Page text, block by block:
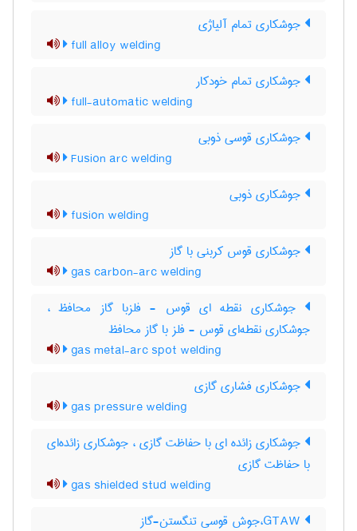
جوشکاری تمام آلیاژی
full alloy welding
جوشکاری تمام خودکار
full-automatic welding
جوشکاری قوسی ذوبی
Fusion arc welding
جوشکاری ذوبی
fusion welding
جوشکاری قوس کربنی با گاز
gas carbon-arc welding
جوشکاری نقطه ای قوس - فلزبا گاز محافظ ،
جوشکاری نقطه‌ای قوس - فلز با گاز محافظ
gas metal-arc spot welding
جوشکاری فشاری گازی
gas pressure welding
جوشکاری زائده ای با حفاظت گازی ، جوشکاری زائده‌ای
با حفاظت گازی
gas shielded stud welding